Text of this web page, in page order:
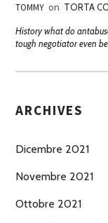
TOMMY on TORTA
History what do
tough negotiator even
ARCHIVES
Dicembre 2021
Novembre 2021
Ottobre 2021